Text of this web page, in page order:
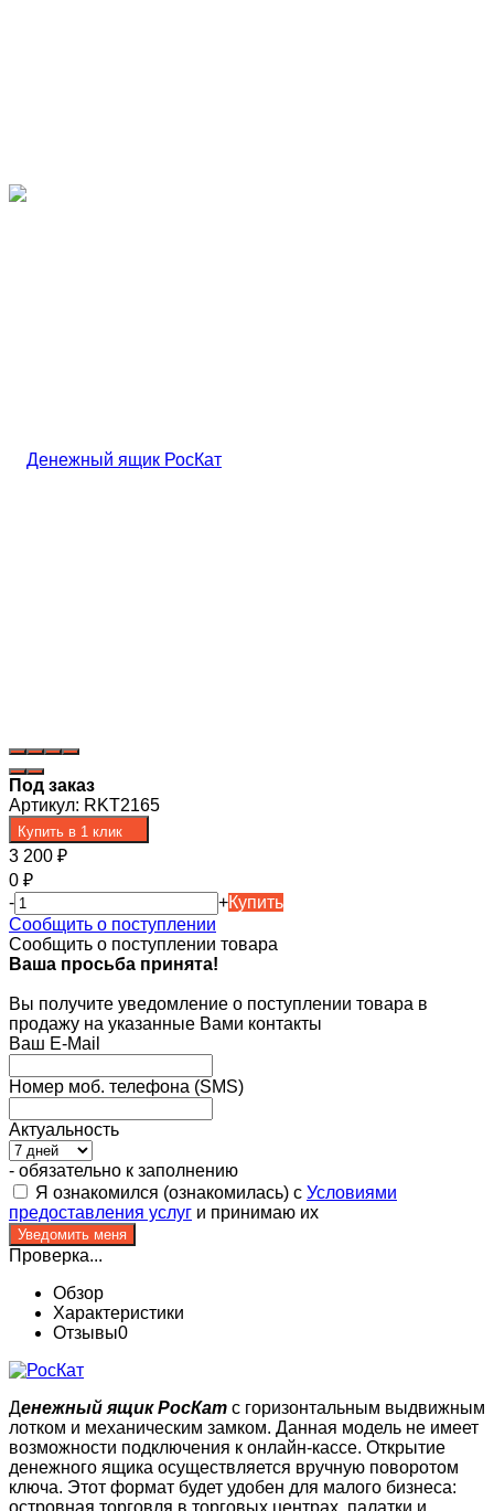
Под заказ
Артикул: RKT2165
Купить в 1 клик
3 200 ₽
0 ₽
-
+Купить
Сообщить о поступлении
Сообщить о поступлении товара
Ваша просьба принята!
Вы получите уведомление о поступлении товара в
продажу на указанные Вами контакты
Ваш E-Mail
Номер моб. телефона (SMS)
Актуальность
- обязательно к заполнению
Я ознакомился (ознакомилась) с Условиями
предоставления услуг и принимаю их
Проверка...
Обзор
Характеристики
Отзывы0
Денежный ящик РосКат с горизонтальным выдвижным
лотком и механическим замком. Данная модель не имеет
возможности подключения к онлайн-кассе. Открытие
денежного ящика осуществляется вручную поворотом
ключа. Этот формат будет удобен для малого бизнеса:
островная торговля в торговых центрах, палатки и